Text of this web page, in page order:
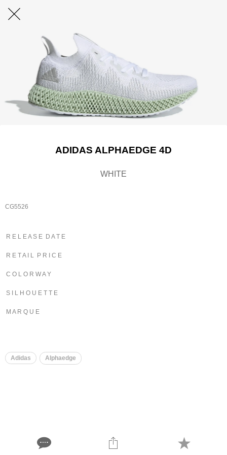
ADIDAS ALPHAEDGE 4D
WHITE
CG5526
R E L E A S E D A T E
R E T A I L P R I C E
C O L O R W A Y
S I L H O U E T T E
M A R Q U E
Adidas Alphaedge